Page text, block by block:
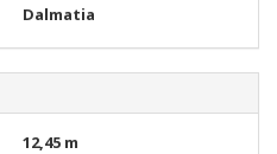
Dalmatia
12,45 m